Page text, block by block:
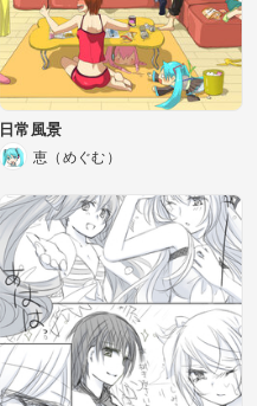
日常風景
恵（めぐむ）